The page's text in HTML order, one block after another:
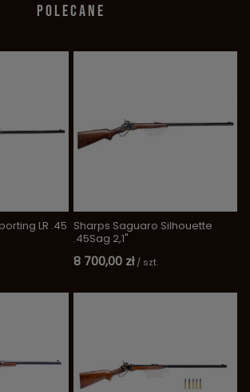
POLECANE
LR .45 Sharps Saguaro Silhouette
.45Sag 2,1"
8 700,00 zł / szt.